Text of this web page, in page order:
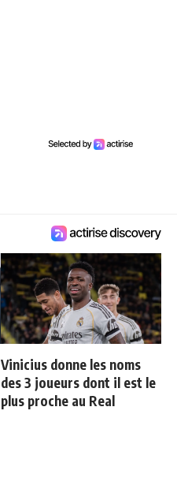
Vinicius donne les noms
des 3 joueurs dont il est le
plus proche au Real